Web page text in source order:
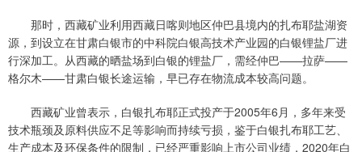
那时，西藏矿业利用西藏日喀则地区仲巴县境内的扎布耶盐湖资
源，到设立在甘肃白银市的中科院白银高技术产业园的白银锂盐厂进
行深加工。从西藏的晒盐场到白银的锂盐厂，需经仲巴——拉萨——
格尔木——甘肃白银长途运输，早已存在物流成本较高问题。
西藏矿业曾表示，白银扎布耶正式投产于2005年6月，多年来受
技术瓶颈及原料供应不足等影响而持续亏损，鉴于白银扎布耶工艺、
生产成本及环保条件的限制，已经严重影响上市公司业绩，2020年白